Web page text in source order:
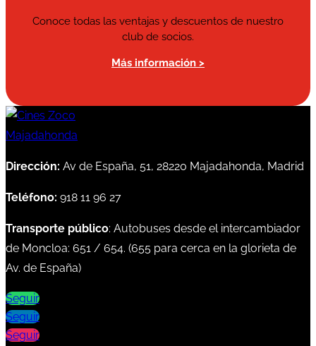
Conoce todas las ventajas y descuentos de nuestro
club de socios.
Más información >
Dirección: Av de España, 51, 28220 Majadahonda, Madrid
Teléfono: 918 11 96 27
Transporte público: Autobuses desde el intercambiador
de Moncloa: 651 / 654. (655 para cerca en la glorieta de
Av. de España)
Seguir
Seguir
Seguir